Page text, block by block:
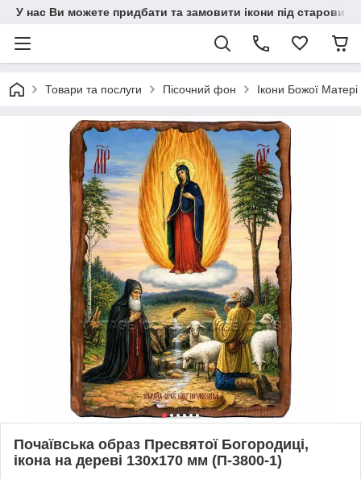
У нас Ви можете придбати та замовити ікони під
Товари та послуги Пісочний фон Ікони Божої Матері
Почаївська образ Пресвятої Богородиці,
ікона на дереві 130х170 мм (П-3800-1)